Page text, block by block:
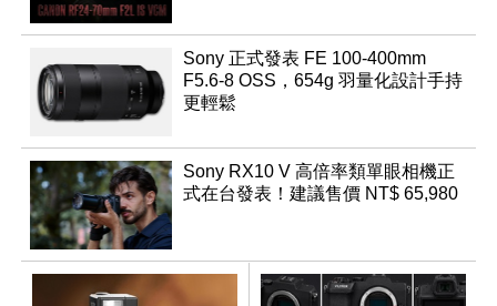
Sony 正式發表 FE 100-400mm
F5.6-8 OSS，654g 羽量化設計手持
更輕鬆
Sony RX10 V 高倍率類單眼相機正
式在台發表！建議售價 NT$ 65,980